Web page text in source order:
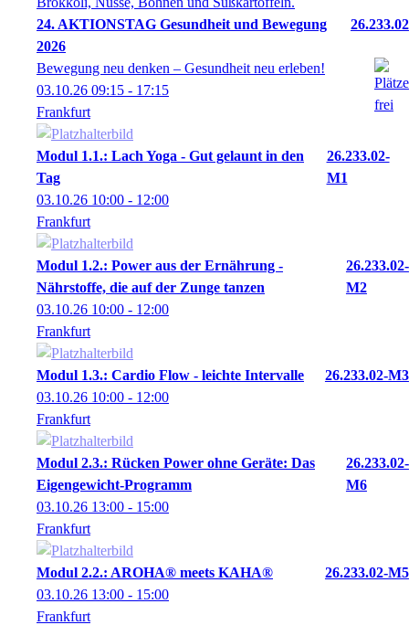
24. AKTIONSTAG Gesundheit und Bewegung
2026
26.233.02
Bewegung neu denken – Gesundheit neu erleben!
03.10.26 09:15 - 17:15
Frankfurt
Modul 1.1.: Lach Yoga - Gut gelaunt in den
Tag
26.233.02-
M1
03.10.26 10:00 - 12:00
Frankfurt
Modul 1.2.: Power aus der Ernährung -
Nährstoffe, die auf der Zunge tanzen
26.233.02-
M2
03.10.26 10:00 - 12:00
Frankfurt
Modul 1.3.: Cardio Flow - leichte Intervalle
26.233.02-M3
03.10.26 10:00 - 12:00
Frankfurt
Modul 2.3.: Rücken Power ohne Geräte: Das
Eigengewicht-Programm
26.233.02-
M6
03.10.26 13:00 - 15:00
Frankfurt
Modul 2.2.: AROHA® meets KAHA®
26.233.02-M5
03.10.26 13:00 - 15:00
Frankfurt